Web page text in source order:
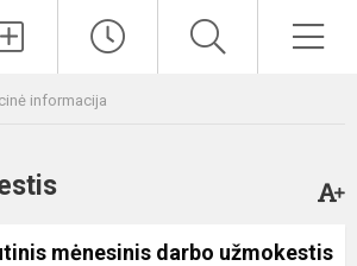
informacija
mėnesinis darbo užmokestis